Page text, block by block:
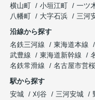
横山町
小垣江町 一ツ
八幡町
大字石浜 三河
沿線から探す
名鉄三河線
東海道本線
武豊線
東海道新幹線
名鉄常滑線
名古屋市営
駅から探す
安城
刈谷 三河安城